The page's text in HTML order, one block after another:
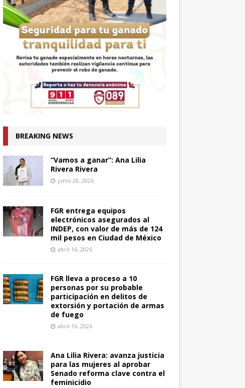
BREAKING NEWS
“Vamos a ganar”: Ana Lilia
Rivera Rivera
junio 28, 2026
FGR entrega equipos
electrónicos asegurados al
INDEP, con valor de más de 124
mil pesos en Ciudad de México
abril 16, 2026
FGR lleva a proceso a 10
personas por su probable
participación en delitos de
extorsión y portación de armas
de fuego
abril 16, 2026
Ana Lilia Rivera: avanza justicia
para las mujeres al aprobar
Senado reforma clave contra el
feminicidio